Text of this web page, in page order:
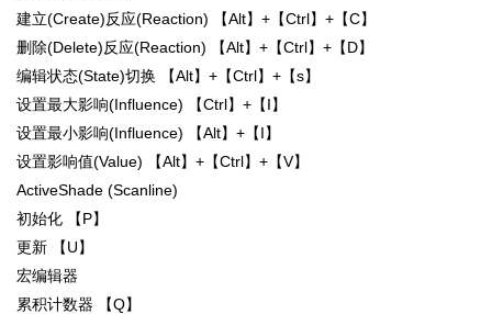
建立(Create)反应(Reaction) 【Alt】+【Ctrl】+【C】
删除(Delete)反应(Reaction) 【Alt】+【Ctrl】+【D】
编辑状态(State)切换 【Alt】+【Ctrl】+【s】
设置最大影响(Influence) 【Ctrl】+【I】
设置最小影响(Influence) 【Alt】+【I】
设置影响值(Value) 【Alt】+【Ctrl】+【V】
ActiveShade (Scanline)
初始化 【P】
更新 【U】
宏编辑器
累积计数器 【Q】